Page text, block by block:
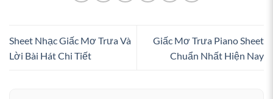
Sheet Nhạc Giấc Mơ Trưa Và
Lời Bài Hát Chi Tiết
Giấc Mơ Trưa Piano Sheet
Chuẩn Nhất Hiện Nay